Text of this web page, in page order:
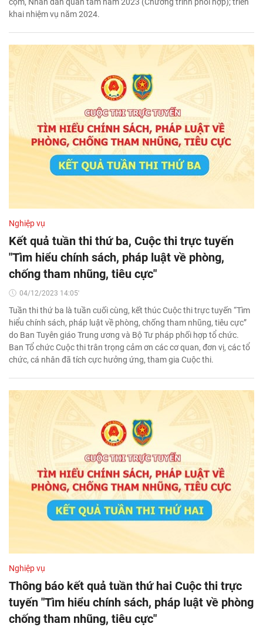
khai nhiệm vụ năm 2024.
Nghiệp vụ
Kết quả tuần thi thứ ba, Cuộc thi trực tuyến
"Tìm hiểu chính sách, pháp luật về phòng,
chống tham nhũng, tiêu cực"
04/12/2023 14:05'
Tuần thi thứ ba là tuần cuối cùng, kết thúc Cuộc thi trực tuyến “Tìm
hiểu chính sách, pháp luật về phòng, chống tham nhũng, tiêu cực”
do Ban Tuyên giáo Trung ương và Bộ Tư pháp phối hợp tổ chức.
Ban Tổ chức Cuộc thi trân trọng cảm ơn các cơ quan, đơn vị, các tổ
chức, cá nhân đã tích cực hưởng ứng, tham gia Cuộc thi.
Nghiệp vụ
Thông báo kết quả tuần thứ hai Cuộc thi trực
tuyến "Tìm hiểu chính sách, pháp luật về phòng
chống tham nhũng, tiêu cực"